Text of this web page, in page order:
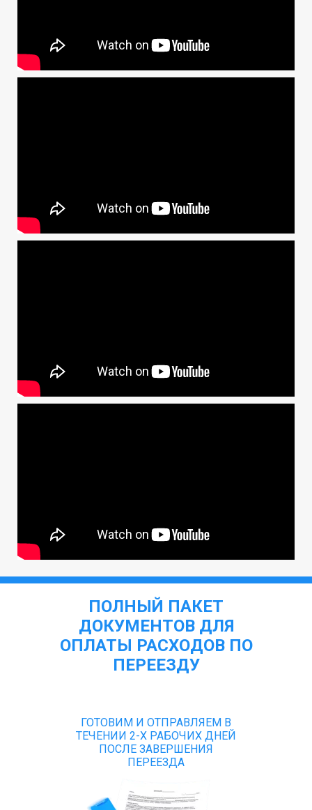
ПОЛНЫЙ ПАКЕТ
ДОКУМЕНТОВ ДЛЯ
ОПЛАТЫ РАСХОДОВ ПО
ПЕРЕЕЗДУ
ГОТОВИМ И ОТПРАВЛЯЕМ В
ТЕЧЕНИИ 2-Х РАБОЧИХ ДНЕЙ
ПОСЛЕ ЗАВЕРШЕНИЯ
ПЕРЕЕЗДА